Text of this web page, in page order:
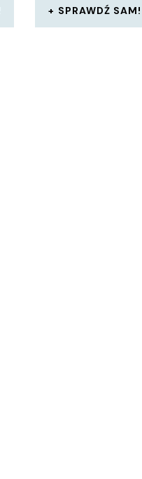
SPRAWDŹ SAM!